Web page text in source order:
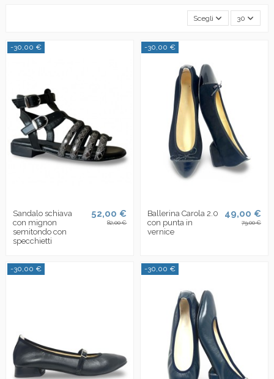
Scegli 30
-30,00 €
Sandalo schiava
con mignon
semitondo con
specchietti
52,00 €
82,00 €
-30,00 €
Ballerina Carola 2.0
con punta in
vernice
49,00 €
79,00 €
-30,00 € -30,00 €